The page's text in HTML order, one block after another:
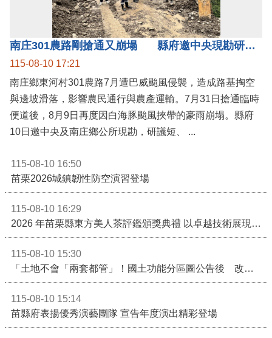
南庄301農路剛搶通又崩塌 縣府邀中央現勘研議短中長期治理方案
115-08-10 17:21
南庄鄉東河村301農路7月遭巴威颱風侵襲，造成路基掏空
與邊坡滑落，影響農民通行與農產運輸。7月31日搶通臨時
便道後，8月9日再度因白海豚颱風挾帶的豪雨崩塌。縣府
10日邀中央及南庄鄉公所現勘，研議短、 ...
115-08-10 16:50
苗栗2026城鎮韌性防空演習登場
115-08-10 16:29
2026 年苗栗縣東方美人茶評鑑頒獎典禮 以卓越技術展現頂尖製茶實力！
115-08-10 15:30
「土地不會「兩套都管」！國土功能分區圖公告後 改依《國土計畫法》管制」
115-08-10 15:14
苗縣府表揚優秀演藝團隊 宣告年度演出精彩登場